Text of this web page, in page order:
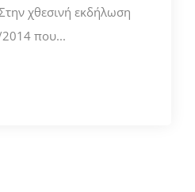
χθεσινή εκδήλωση
που...